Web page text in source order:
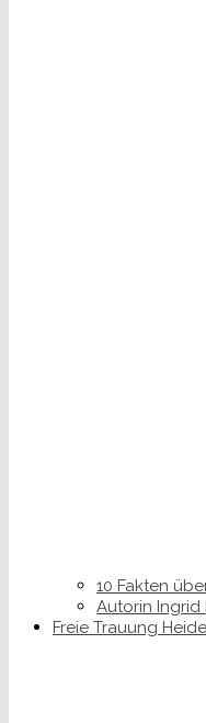
10 Fakten
Autorin Ingrid
Freie Trauung